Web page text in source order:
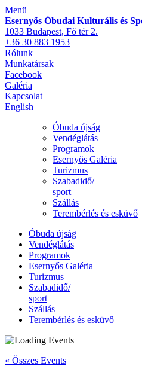
Menü
Esernyős Óbudai Kulturális és
1033 Budapest, Fő tér 2.
+36 30 883 1953
Rólunk
Munkatársak
Facebook
Galéria
Kapcsolat
English
Óbuda újság
Vendéglátás
Programok
Esernyős Galéria
Turizmus
Szabadidő/
sport
Szállás
Terembérlés és esküvő
Óbuda újság
Vendéglátás
Programok
Esernyős Galéria
Turizmus
Szabadidő/
sport
Szállás
Terembérlés és esküvő
« Összes Events